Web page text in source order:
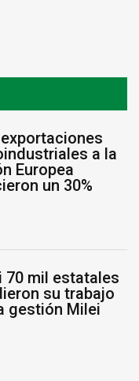
a la
Europea
un 30%
70 mil estatales
su trabajo
gestión Milei